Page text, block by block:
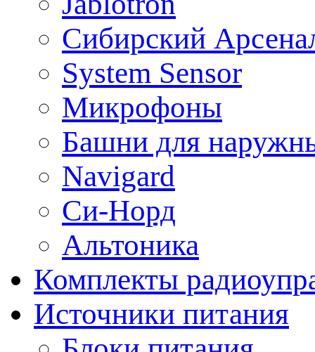
Сибирский
System Sensor
Микрофоны
Башни для
Navigard
Си-Норд
Альтоника
Комплекты
Источники питания